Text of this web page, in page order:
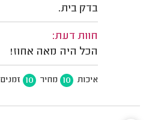
בדק בית.
חוות דעת:
הכל היה מאה אחוז!
איכות 10 מחיר 10 זמנים